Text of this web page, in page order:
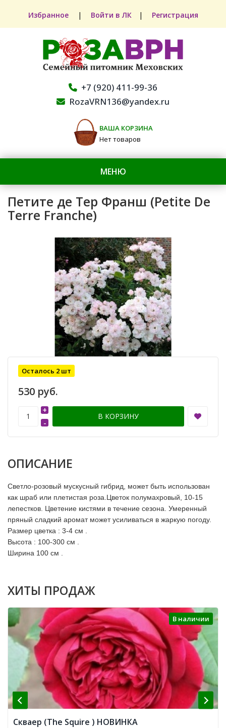
Избранное | Войти в ЛК | Регистрация
+7 (920) 411-99-36
RozaVRN136@yandex.ru
ВАША КОРЗИНА
Нет товаров
МЕНЮ
Петите де Тер Франш (Petite De
Terre Franche)
Осталось 2 шт
530 руб.
-
+
В КОРЗИНУ
ОПИСАНИЕ
Светло-розовый мускусный гибрид, может быть использован
как шраб или плетистая роза.Цветок полумахровый, 10-15
лепестков. Цветение кистями в течение сезона. Умеренный
пряный сладкий аромат может усиливаться в жаркую погоду.
Размер цветка : 3-4 см .
Высота : 100-300 см .
Ширина 100 см .
ХИТЫ ПРОДАЖ
В наличии
Скваер (The Squire ) НОВИНКА